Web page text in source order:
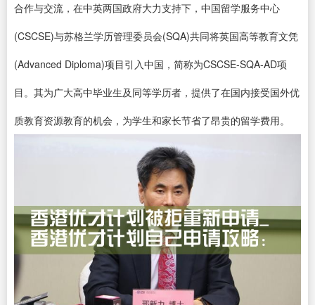
合作与交流，在中英两国政府大力支持下，中国留学服务中心
(CSCSE)与苏格兰学历管理委员会(SQA)共同将英国高等教育文凭
(Advanced Diploma)项目引入中国，简称为CSCSE-SQA-AD项
目。其为广大高中毕业生及同等学历者，提供了在国内接受国外优
质教育资源教育的机会，为学生和家长节省了昂贵的留学费用。